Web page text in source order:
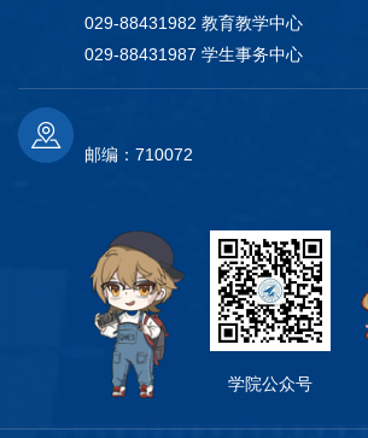
029-88431982 教育教学中心
029-88431987 学生事务中心
邮编：710072
学院公众号